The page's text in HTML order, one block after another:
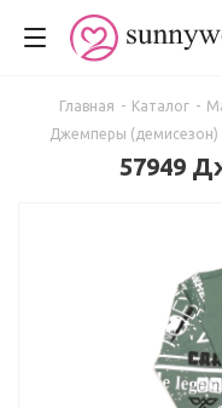
Главная - Каталог -
Джемперы (демисезон)
57949